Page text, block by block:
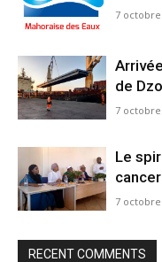
7 octobre
de
7 octobre
Le
7 octobre
RECENT COMMENTS